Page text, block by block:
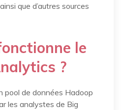
que d’autres sources
le
?
pool de données Hadoop
les analystes de Big